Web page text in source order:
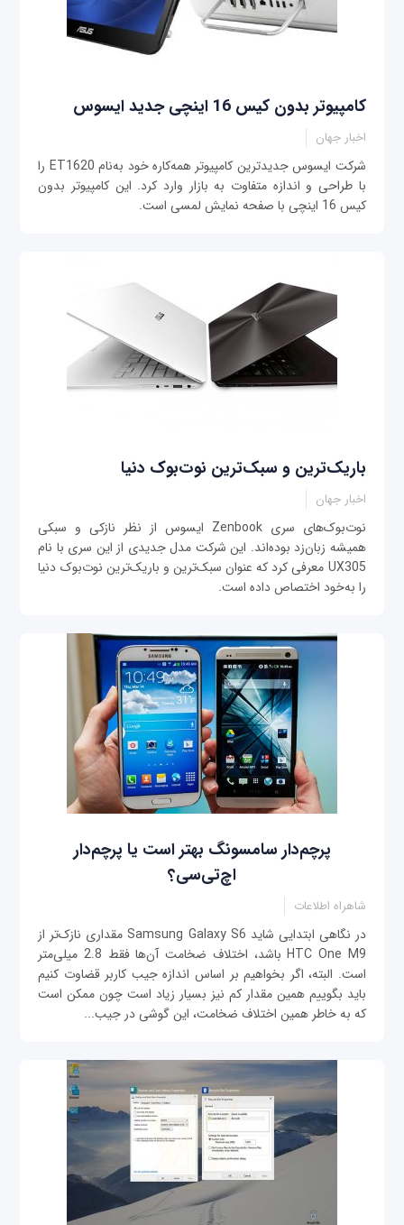
کامپیوتر بدون کیس 16 اینچی جدید ایسوس
اخبار جهان
شرکت ایسوس جدیدترین کامپیوتر همه‌کاره خود به‌نام ET1620 را
با طراحی و اندازه متفاوت به بازار وارد کرد. این کامپیوتر بدون
کیس 16 اینچی با صفحه‌ نمایش لمسی است.
باریک‌ترین و سبک‌ترین نوت‌بوک دنیا
اخبار جهان
نوت‌بوک‌های سری Zenbook ایسوس از نظر نازکی و سبکی
همیشه زبان‌زد بوده‌اند. این شرکت مدل جدیدی از این سری با نام
UX305 معرفی کرد که عنوان سبک‌ترین و باریک‌ترین نوت‌بوک دنیا
را به‌خود اختصاص داده است.
پرچم‌دار سامسونگ بهتر است یا پرچم‌دار
اچ‌تی‌سی؟
شاهراه اطلاعات
در نگاهی ابتدایی شاید Samsung Galaxy S6 مقداری نازک‌تر از
HTC One M9 باشد، اختلاف ضخامت آن‌ها فقط 2.8 میلی‌متر
است. البته، اگر بخواهیم بر اساس اندازه جیب کاربر قضاوت کنیم
باید بگوییم همین مقدار کم نیز بسیار زیاد است چون ممکن است
که به خاطر همین اختلاف ضخامت، این گوشی در جیب...